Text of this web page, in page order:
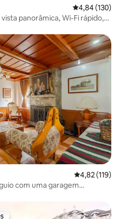
4,84 de uma
4,84 (130)
panorâmica, Wi-Fi rápido,
4,82 de uma
4,82 (119)
com uma garagem